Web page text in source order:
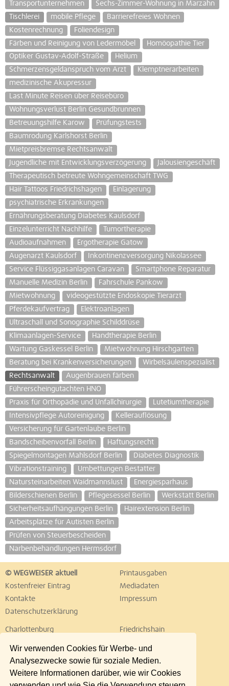
Wir verwenden Cookies für Werbe- und
Analysezwecke sowie für soziale Medien.
Weitere Informationen darüber, wie wir Cookies
Transportunternehmen
Sechs-Zimmer-Wohnung in Marzahn
Tischlerei
mobile Pflege
Barrierefreies Wohnen
Kostenrechnung
Foliendesign
Färben und Reinigung von Ledermöbel
Homöopathie Tier
Optiker Gustav-Adolf-Straße
Helium
Schmerzensgeldanspruch vom Arzt
Klemptnerarbeiten
medizinische Akupressur
Last Minute Reisen über Reisebüro
Wohnungsverlust Berlin Gesundbrunnen
Betreuungshilfe Karow
Prüfungstests
Baumrodung Karlshorst Berlin
Mietpreisbremse Rechtsanwalt
Jugendliche mit Entwicklungsverzögerung
Jalousiengeschäft
Therapeutisch betreute Wohngemeinschaft TWG
Hair Tattoos Friedrichshagen
Einlagerung
psychiatrische Erkrankungen
Ernährungsberatung Diabetes Kaulsdorf
Einzelunterricht Nachhilfe
Tumortherapie
Audioaufnahmen
Ergotherapie Gatow
Augenarzt Kaulsdorf
Inkontinenzversorgung Nikolassee
Service Flüssiggasanlagen Caravan
Smartphone Reparatur
Manuelle Medizin Berlin
Fahrschule Pankow
Mietwohnung
videogestützte Endoskopie Tierarzt
Pferdekaufvertrag
Elektroanlagen
Ultraschall und Sonographie Schilddrüse
Klimaanlagen-Service
Handtherapie Berlin
Wartung Gaskessel Berlin
Mietwohnung Hirschgarten
Beratung bei Krankenversicherungen
Wirbelsäulenspezialist
Rechtsanwalt
Augenbrauen färben
Führerscheingutachten HNO
Praxis für Orthopädie und Unfallchirurgie
Lutetiumtherapie
Intensivpflege Autoreinigung
Kellerauflösung
Versicherung für Gartenlaube Berlin
Bandscheibenvorfall Berlin
Haftungsrecht
Spiegelmontagen Mahlsdorf Berlin
Diabetes Diagnostik
Vibrationstraining
Umbettungen Bestatter
Natursteinarbeiten Waidmannslust
Energiesparhaus
Bilderschienen Berlin
Pflegesessel Berlin
Werkstatt Berlin
Sicherheitsaufhängungen Berlin
Hairextension Berlin
Arbeitsplätze für Autisten Berlin
Prüfen von Steuerbescheiden
Narbenbehandlungen Hermsdorf
© WEGWEISER aktuell
Printausgaben
Kostenfreier Eintrag
Mediadaten
Kontakte
Impressum
Datenschutzerklärung
Charlottenburg
Friedrichshain
Lichtenberg
Marzahn
Neukölln